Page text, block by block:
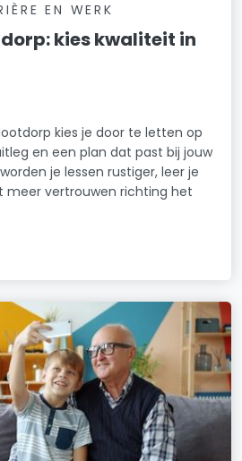
EN WERK
kies kwaliteit in
kies je door te letten op
en een plan dat past bij jouw
je lessen rustiger, leer je
meer vertrouwen richting het